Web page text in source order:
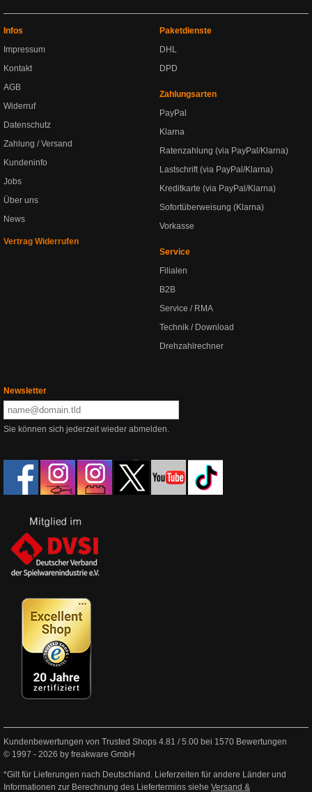
Infos
Impressum
Kontakt
AGB
Widerruf
Datenschutz
Zahlung / Versand
Kundeninfo
Jobs
Über uns
News
Vertrag Widerrufen
Paketdienste
DHL
DPD
Zahlungsarten
PayPal
Klarna
Ratenzahlung (via PayPal/Klarna)
Lastschrift (via PayPal/Klarna)
Kreditkarte (via PayPal/Klarna)
Sofortüberweisung (Klarna)
Vorkasse
Service
Filialen
B2B
Service / RMA
Technik / Download
Drehzahlrechner
Newsletter
Sie können sich jederzeit wieder abmelden.
Kundenbewertungen von Trusted Shops 4.81 /5.00 bei 1570 Bewertungen
© 1997 - 2026 by freakware GmbH
*Gilt für Lieferungen nach Deutschland. Lieferzeiten für andere Länder und
Informationen zur Berechnung des Liefertermins siehe Versand &